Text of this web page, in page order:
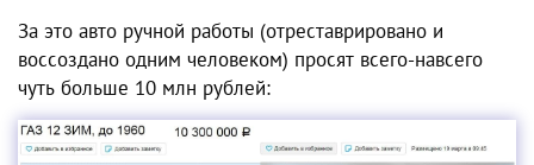
За это авто ручной работы (отреставрировано и
воссоздано одним человеком) просят всего-навсего
чуть больше 10 млн рублей: